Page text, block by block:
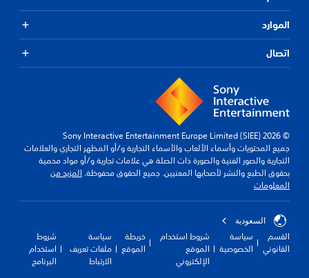
الموارد
اتصال
© 2026 Sony Interactive Entertainment Europe Limited (SIEE)
جميع المحتويات وأسماء الألعاب والأسماء التجارية و/أو المظهر التجاري والعلامات
التجارية والصور الفنية والصورة ذات الصلة هي علامات تجارية و/أو مواد محمية
بحقوق الطبع والنشر لأصحابها المعنيين. جميع الحقوق محفوظة. المزيد من
المعلومات
السعودية
القسم
القانوني
سياسة
الخصوصية
شروط استخدام
الموقع
الإلكتروني
خريطة
الموقع
سياسة
ملفات تعريف
الارتباط
شروط
استخدام
البرنامج